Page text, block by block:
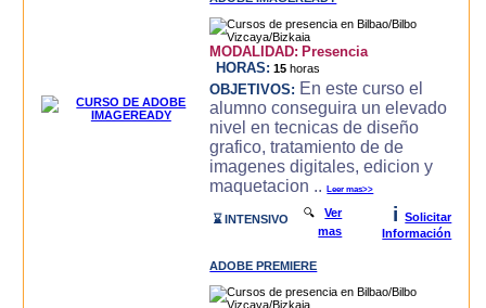
MODALIDAD: Presencia
HORAS: 15 horas
OBJETIVOS: En este curso el
alumno conseguira un elevado
nivel en tecnicas de diseño
grafico, tratamiento de de
imagenes digitales, edicion y
maquetacion ..Leer mas>>
⌛ INTENSIVO 🔍Ver
mas
i
Solicitar
Información
ADOBE PREMIERE